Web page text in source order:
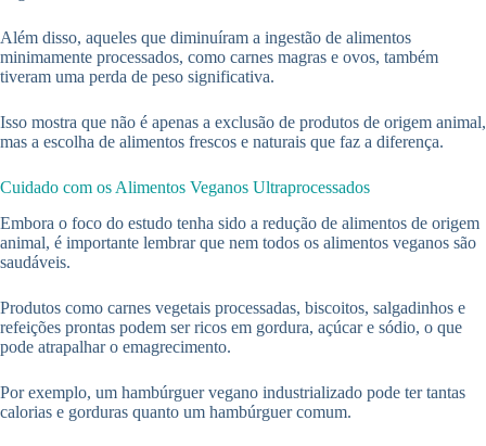
Além disso, aqueles que diminuíram a ingestão de alimentos
minimamente processados, como carnes magras e ovos, também
tiveram uma perda de peso significativa.
Isso mostra que não é apenas a exclusão de produtos de origem animal,
mas a escolha de alimentos frescos e naturais que faz a diferença.
Cuidado com os Alimentos Veganos Ultraprocessados
Embora o foco do estudo tenha sido a redução de alimentos de origem
animal, é importante lembrar que nem todos os alimentos veganos são
saudáveis.
Produtos como carnes vegetais processadas, biscoitos, salgadinhos e
refeições prontas podem ser ricos em gordura, açúcar e sódio, o que
pode atrapalhar o emagrecimento.
Por exemplo, um hambúrguer vegano industrializado pode ter tantas
calorias e gorduras quanto um hambúrguer comum.